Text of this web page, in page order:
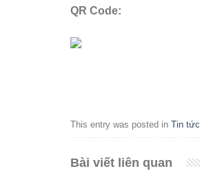
QR Code:
This entry was posted in Tin tức
Bài viết liên quan